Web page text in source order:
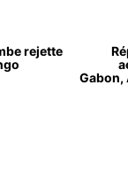
rejette
Gabon,